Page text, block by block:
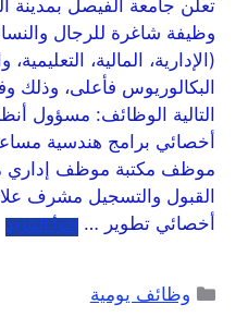
وظيفة شاغرة للرجال
(الإدارية، المالية،
البكالوريوس فأعلى، وذلك
التالية الوظائف: مسؤول
أخصائي برامج هندسية
موظف مكتبة موظف إداري
القبول والتسجيل مشرف
أخصائي تطوير … اقرأ المزيد
وظائف يومية